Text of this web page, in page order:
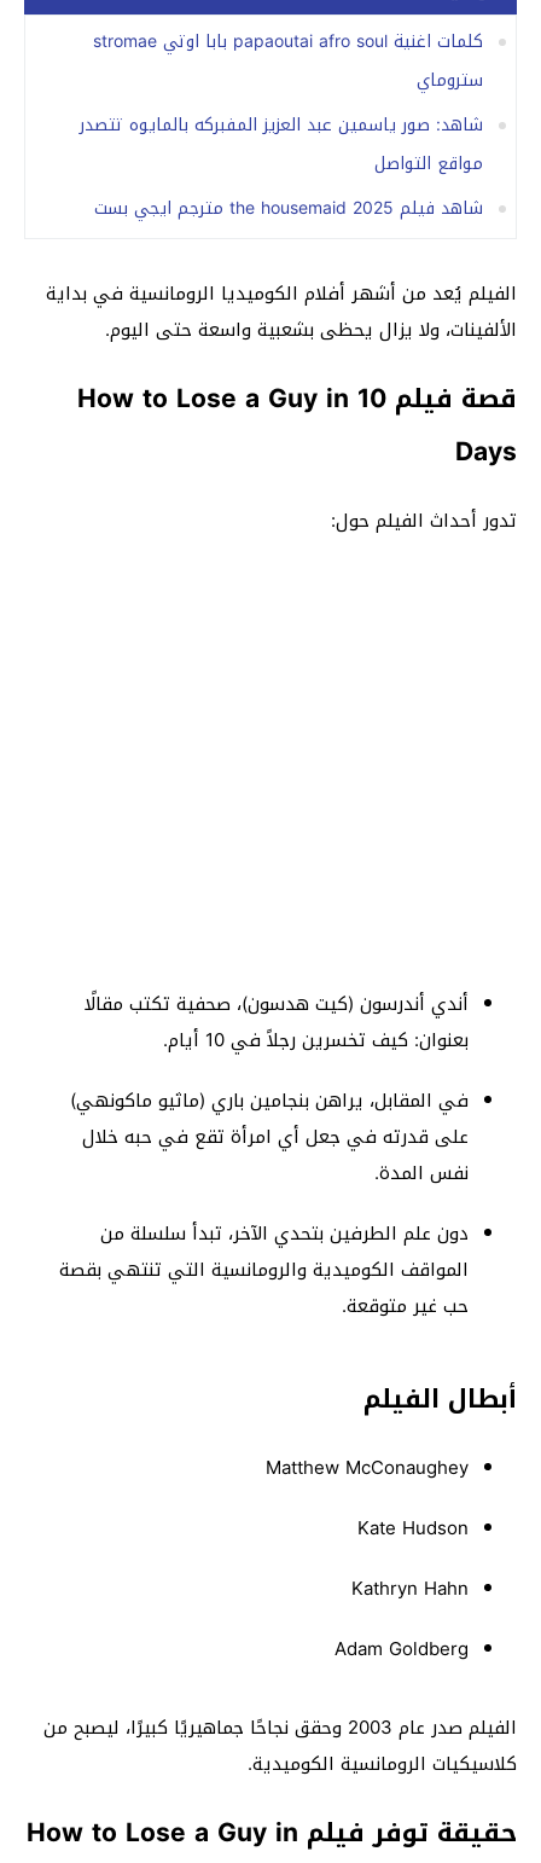
كلمات اغنية papaoutai afro soul بابا اوتي stromae
ستروماي
شاهد: صور ياسمين عبد العزيز المفبركه بالمايوه تتصدر
مواقع التواصل
شاهد فيلم the housemaid 2025 مترجم ايجي بست
الفيلم يُعد من أشهر أفلام الكوميديا الرومانسية في بداية
الألفينات، ولا يزال يحظى بشعبية واسعة حتى اليوم.
قصة فيلم How to Lose a Guy in 10
Days
تدور أحداث الفيلم حول:
أندي أندرسون (كيت هدسون)، صحفية تكتب مقالًا
بعنوان: كيف تخسرين رجلاً في 10 أيام.
في المقابل، يراهن بنجامين باري (ماثيو ماكونهي)
على قدرته في جعل أي امرأة تقع في حبه خلال
نفس المدة.
دون علم الطرفين بتحدي الآخر، تبدأ سلسلة من
المواقف الكوميدية والرومانسية التي تنتهي بقصة
حب غير متوقعة.
أبطال الفيلم
Matthew McConaughey
Kate Hudson
Kathryn Hahn
Adam Goldberg
الفيلم صدر عام 2003 وحقق نجاحًا جماهيريًا كبيرًا، ليصبح من
كلاسيكيات الرومانسية الكوميدية.
حقيقة توفر فيلم How to Lose a Guy in